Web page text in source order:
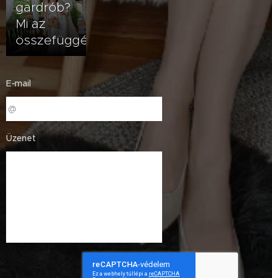
gardrób?
Mi az
összefüggés?
E-mail
Üzenet